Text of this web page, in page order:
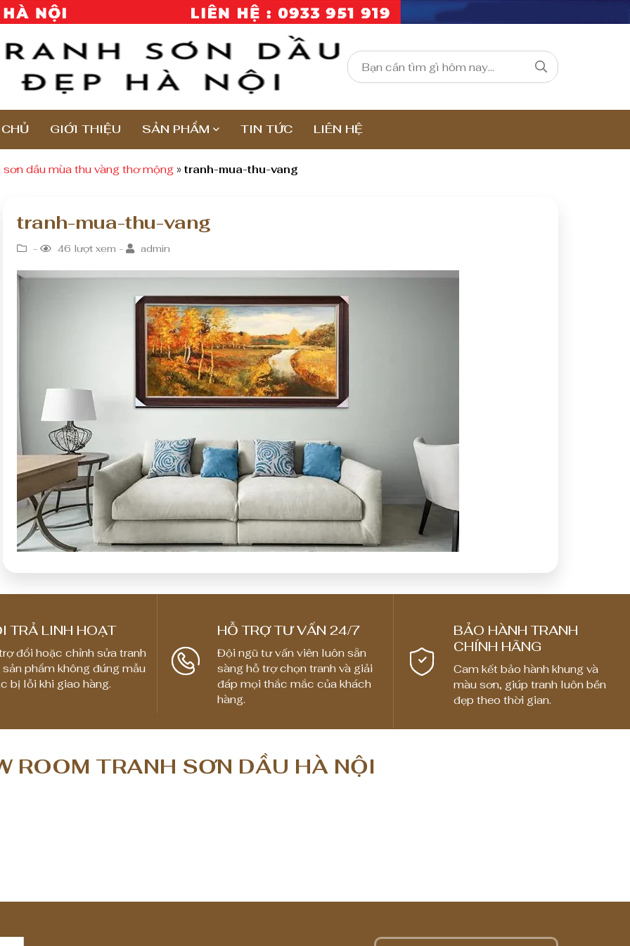
GIỚI THIỆU SẢN PHẨM TIN TỨC LIÊN HỆ
dầu mùa thu vàng thơ mộng »tranh-mua-thu-vang
tranh-mua-thu-vang
- 46 lượt xem - admin
TRẢ LINH HOẠT
đổi hoặc chỉnh sửa tranh
sản phẩm không đúng mẫu
bị lỗi khi giao hàng.
HỖ TRỢ TƯ VẤN 24/7
Đội ngũ tư vấn viên luôn sẵn
sàng hỗ trợ chọn tranh và giải
đáp mọi thắc mắc của khách
hàng.
BẢO HÀNH TRANH
CHÍNH HÃNG
Cam kết bảo hành khung và
màu sơn, giúp tranh luôn bền
đẹp theo thời gian.
ROOM TRANH SƠN DẦU HÀ NỘI